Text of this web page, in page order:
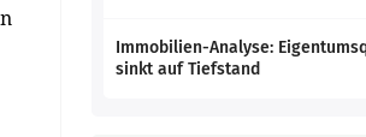
Immobilien-Analyse:
sinkt auf Tiefstand